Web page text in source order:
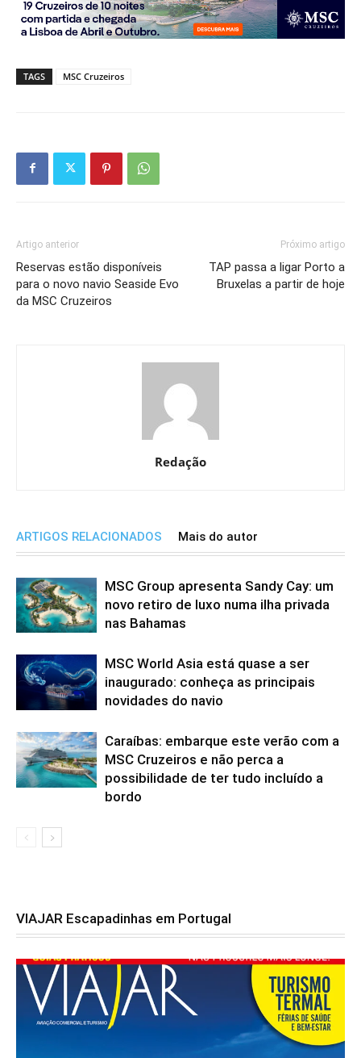
TAGS MSC Cruzeiros
Artigo anterior
Reservas estão disponíveis
para o novo navio Seaside Evo
da MSC Cruzeiros
Próximo artigo
TAP passa a ligar Porto a
Bruxelas a partir de hoje
Redação
ARTIGOS RELACIONADOS Mais do autor
MSC Group apresenta Sandy Cay: um
novo retiro de luxo numa ilha privada
nas Bahamas
MSC World Asia está quase a ser
inaugurado: conheça as principais
novidades do navio
Caraíbas: embarque este verão com a
MSC Cruzeiros e não perca a
possibilidade de ter tudo incluído a
bordo
VIAJAR Escapadinhas em Portugal